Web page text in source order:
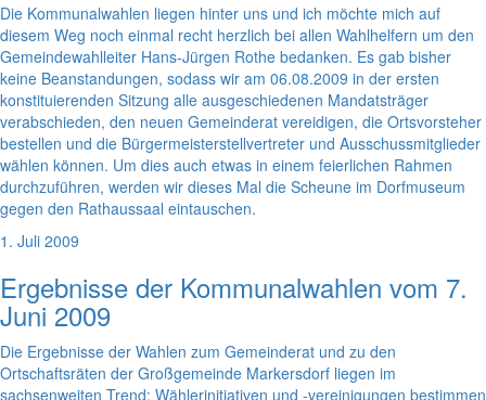
Die Kommunalwahlen liegen hinter uns und ich möchte mich auf
diesem Weg noch einmal recht herzlich bei allen Wahlhelfern um den
Gemeindewahlleiter Hans-Jürgen Rothe bedanken. Es gab bisher
keine Beanstandungen, sodass wir am 06.08.2009 in der ersten
konstituierenden Sitzung alle ausgeschiedenen Mandatsträger
verabschieden, den neuen Gemeinderat vereidigen, die Ortsvorsteher
bestellen und die Bürgermeisterstellvertreter und Ausschussmitglieder
wählen können. Um dies auch etwas in einem feierlichen Rahmen
durchzuführen, werden wir dieses Mal die Scheune im Dorfmuseum
gegen den Rathaussaal eintauschen.
1. Juli 2009
Ergebnisse der Kommunalwahlen vom 7.
Juni 2009
Die Ergebnisse der Wahlen zum Gemeinderat und zu den
Ortschaftsräten der Großgemeinde Markersdorf liegen im
sachsenweiten Trend: Wählerinitiativen und -vereinigungen bestimmen